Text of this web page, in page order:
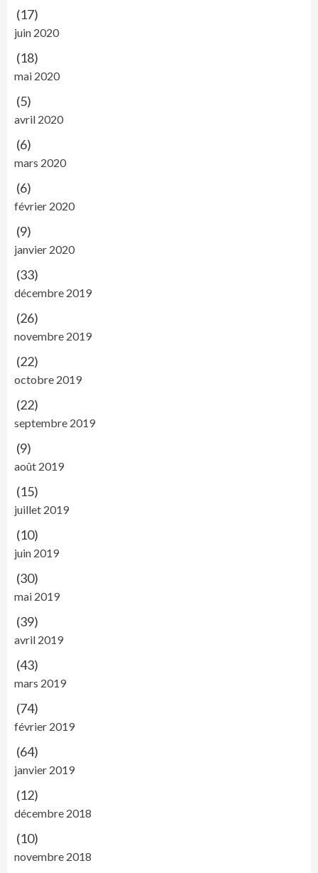
(17)
juin 2020
(18)
mai 2020
(5)
avril 2020
(6)
mars 2020
(6)
février 2020
(9)
janvier 2020
(33)
décembre 2019
(26)
novembre 2019
(22)
octobre 2019
(22)
septembre 2019
(9)
août 2019
(15)
juillet 2019
(10)
juin 2019
(30)
mai 2019
(39)
avril 2019
(43)
mars 2019
(74)
février 2019
(64)
janvier 2019
(12)
décembre 2018
(10)
novembre 2018